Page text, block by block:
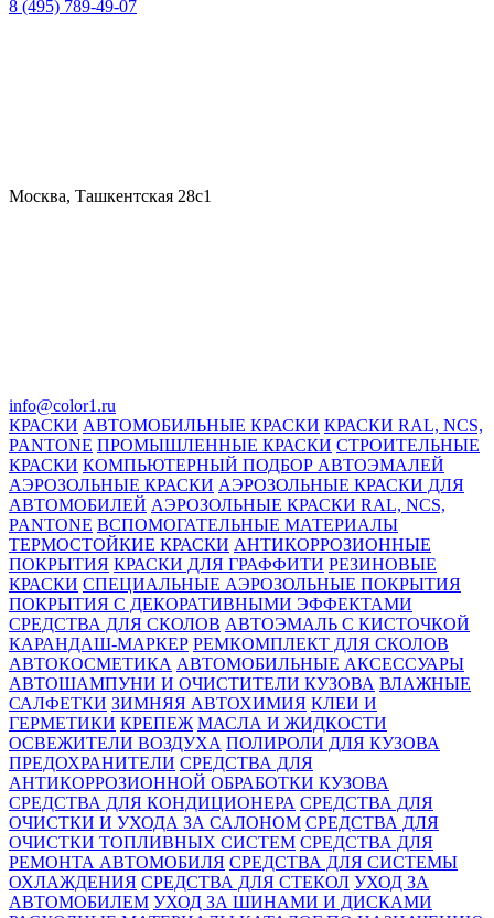
8 (495) 789-49-07
Москва, Ташкентская 28с1
info@color1.ru
КРАСКИ АВТОМОБИЛЬНЫЕ КРАСКИ КРАСКИ RAL, NCS,
PANTONE ПРОМЫШЛЕННЫЕ КРАСКИ СТРОИТЕЛЬНЫЕ
КРАСКИ КОМПЬЮТЕРНЫЙ ПОДБОР АВТОЭМАЛЕЙ
АЭРОЗОЛЬНЫЕ КРАСКИ АЭРОЗОЛЬНЫЕ КРАСКИ ДЛЯ
АВТОМОБИЛЕЙ АЭРОЗОЛЬНЫЕ КРАСКИ RAL, NCS,
PANTONE ВСПОМОГАТЕЛЬНЫЕ МАТЕРИАЛЫ
ТЕРМОСТОЙКИЕ КРАСКИ АНТИКОРРОЗИОННЫЕ
ПОКРЫТИЯ КРАСКИ ДЛЯ ГРАФФИТИ РЕЗИНОВЫЕ
КРАСКИ СПЕЦИАЛЬНЫЕ АЭРОЗОЛЬНЫЕ ПОКРЫТИЯ
ПОКРЫТИЯ С ДЕКОРАТИВНЫМИ ЭФФЕКТАМИ
СРЕДСТВА ДЛЯ СКОЛОВ АВТОЭМАЛЬ С КИСТОЧКОЙ
КАРАНДАШ-МАРКЕР РЕМКОМПЛЕКТ ДЛЯ СКОЛОВ
АВТОКОСМЕТИКА АВТОМОБИЛЬНЫЕ АКСЕССУАРЫ
АВТОШАМПУНИ И ОЧИСТИТЕЛИ КУЗОВА ВЛАЖНЫЕ
САЛФЕТКИ ЗИМНЯЯ АВТОХИМИЯ КЛЕИ И
ГЕРМЕТИКИ КРЕПЕЖ МАСЛА И ЖИДКОСТИ
ОСВЕЖИТЕЛИ ВОЗДУХА ПОЛИРОЛИ ДЛЯ КУЗОВА
ПРЕДОХРАНИТЕЛИ СРЕДСТВА ДЛЯ
АНТИКОРРОЗИОННОЙ ОБРАБОТКИ КУЗОВА
СРЕДСТВА ДЛЯ КОНДИЦИОНЕРА СРЕДСТВА ДЛЯ
ОЧИСТКИ И УХОДА ЗА САЛОНОМ СРЕДСТВА ДЛЯ
ОЧИСТКИ ТОПЛИВНЫХ СИСТЕМ СРЕДСТВА ДЛЯ
РЕМОНТА АВТОМОБИЛЯ СРЕДСТВА ДЛЯ СИСТЕМЫ
ОХЛАЖДЕНИЯ СРЕДСТВА ДЛЯ СТЕКОЛ УХОД ЗА
АВТОМОБИЛЕМ УХОД ЗА ШИНАМИ И ДИСКАМИ